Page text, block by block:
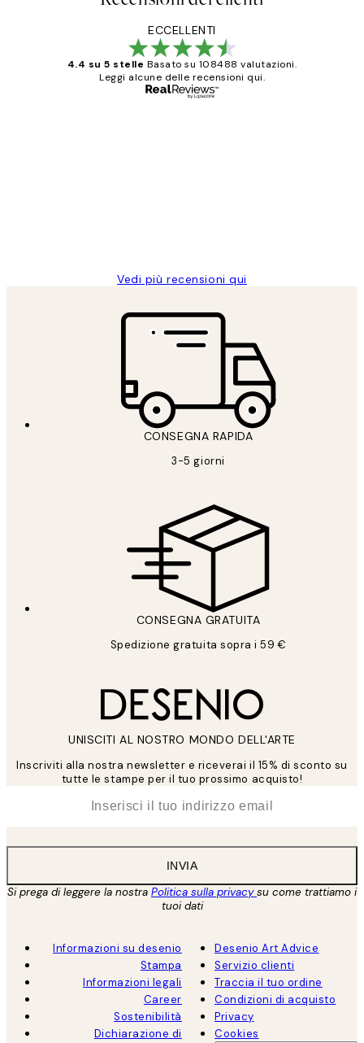
ECCELLENTI
4.4 su 5 stelle Basato su 108488 valutazioni.
Leggi alcune delle recensioni qui.
Vedi più recensioni qui
CONSEGNA RAPIDA
3-5 giorni
CONSEGNA GRATUITA
Spedizione gratuita sopra i 59 €
UNISCITI AL NOSTRO MONDO DELL'ARTE
Inscriviti alla nostra newsletter e riceverai il 15% di sconto su
tutte le stampe per il tuo prossimo acquisto!
INVIA
Si prega di leggere la nostra Politica sulla privacysu come trattiamo i
tuoi dati
Informazioni su desenio
Stampa
Informazioni legali
Career
Sostenibilità
Dichiarazione di
Desenio Art Advice
Servizio clienti
Traccia il tuo ordine
Condizioni di acquisto
Privacy
Cookies